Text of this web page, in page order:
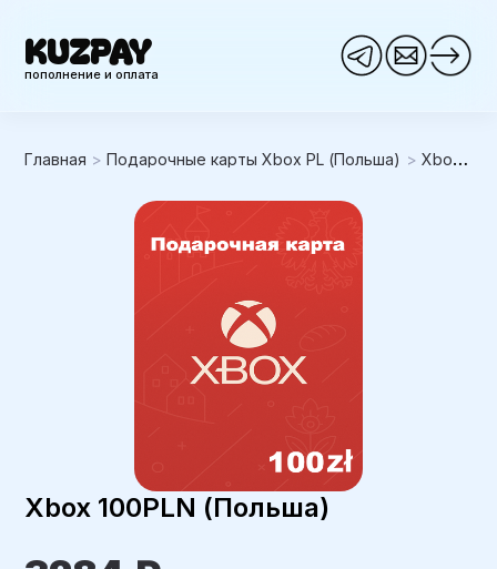
KUZPAY
пополнение и оплата
Главная >Подарочные карты Xbox PL (Польша) >Xbox 100PLN (Польша)
Xbox 100PLN (Польша)